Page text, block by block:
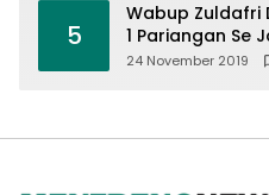
5
Wabup Zuldafri
1 Pariangan Se
24 November 2019